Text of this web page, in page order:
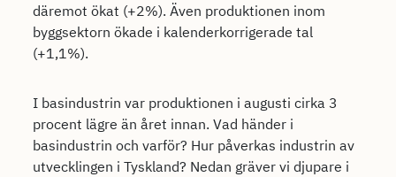
däremot ökat (+2%). Även produktionen inom
byggsektorn ökade i kalenderkorrigerade tal
(+1,1%).
I basindustrin var produktionen i augusti cirka 3
procent lägre än året innan. Vad händer i
basindustrin och varför? Hur påverkas industrin av
utvecklingen i Tyskland? Nedan gräver vi djupare i